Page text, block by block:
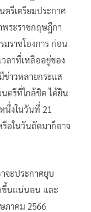
รีเตรียมประกาศ
ระราชกฤษฎีกา
ราชโองการ ก่อน
วลาที่เหลืออยู่ของ
าวหลายกระแส
ตรีที่ใกล้ชิด ได้ยิน
นึ่งในวันที่ 21
อในวันถัดมาก็อาจ
จะประกาศยุบ
ขึ้นแน่นอน และ
ภาคม 2566